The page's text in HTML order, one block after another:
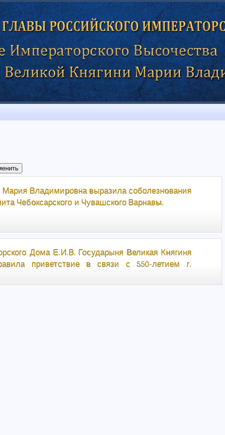
Мария Владимировна выразила соболезнования
Чебоксарского и Чувашского Варнавы.
Дома Е.И.В. Государыня Великая Княгиня
приветствие в связи с 550-летием г.